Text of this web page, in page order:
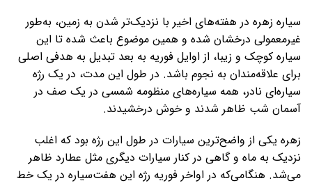
سیاره زهره در هفته‌های اخیر با نزدیک‌تر شدن به زمین، به‌طور
غیرمعمولی درخشان شده و همین موضوع باعث شده تا این
سیاره کوچک و زیبا، از اوایل فوریه به بعد تبدیل به هدفی اصلی
برای علاقه‌مندان به نجوم باشد. در طول این مدت، در یک رژه
سیاره‌ای نادر، همه سیاره‌های منظومه شمسی در یک صف در
آسمان شب ظاهر شدند و خوش درخشیدند.
زهره یکی از واضح‌ترین سیارات در طول این رژه بود که اغلب
نزدیک به ماه و گاهی در کنار سیارات دیگری مثل عطارد ظاهر
می‌شد. هنگامی‌که در اواخر فوریه رژه این هفت‌سیاره در یک خط